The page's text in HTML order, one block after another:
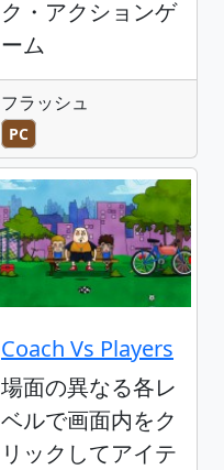
ク・アクションゲ
ーム
フラッシュ
PC
Coach Vs Players
場面の異なる各レ
ベルで画面内をク
リックしてアイテ